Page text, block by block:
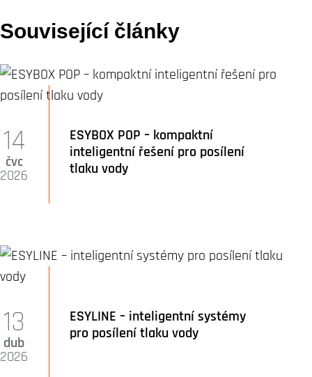
Související články
ESYBOX POP – kompaktní
inteligentní řešení pro posílení
tlaku vody
14
čvc
2026
ESYLINE – inteligentní systémy
pro posílení tlaku vody
13
dub
2026